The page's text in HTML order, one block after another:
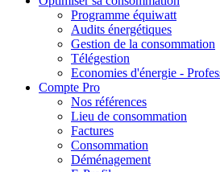
Programme équiwatt
Audits énergétiques
Gestion de la consommation
Télégestion
Economies d'énergie -
Compte Pro
Nos références
Lieu de consommation
Factures
Consommation
Déménagement